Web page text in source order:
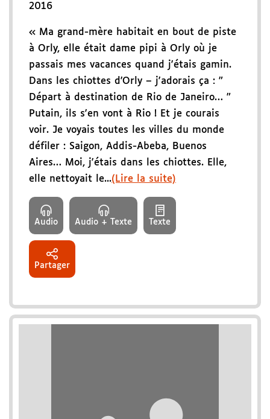
2016
« Ma grand-mère habitait en bout de piste
à Orly, elle était dame pipi à Orly où je
passais mes vacances quand j'étais gamin.
Dans les chiottes d'Orly – j'adorais ça : "
Départ à destination de Rio de Janeiro… "
Putain, ils s'en vont à Rio ! Et je courais
voir. Je voyais toutes les villes du monde
défiler : Saigon, Addis-Abeba, Buenos
Aires… Moi, j'étais dans les chiottes. Elle,
elle nettoyait le...(Lire la suite)
Audio Audio + Texte Texte
Partager